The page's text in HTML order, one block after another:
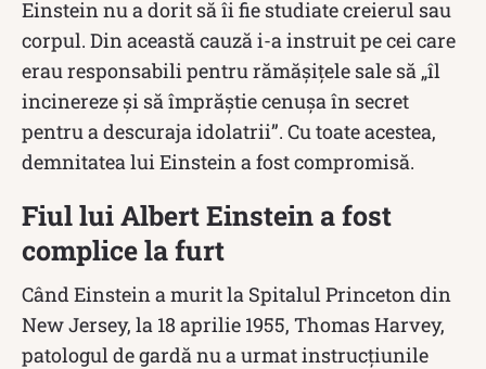
Einstein nu a dorit să îi fie studiate creierul sau
corpul. Din această cauză i-a instruit pe cei care
erau responsabili pentru rămășițele sale să „îl
incinereze și să împrăștie cenușa în secret
pentru a descuraja idolatrii”. Cu toate acestea,
demnitatea lui Einstein a fost compromisă.
Fiul lui Albert Einstein a fost
complice la furt
Când Einstein a murit la Spitalul Princeton din
New Jersey, la 18 aprilie 1955, Thomas Harvey,
patologul de gardă nu a urmat instrucțiunile